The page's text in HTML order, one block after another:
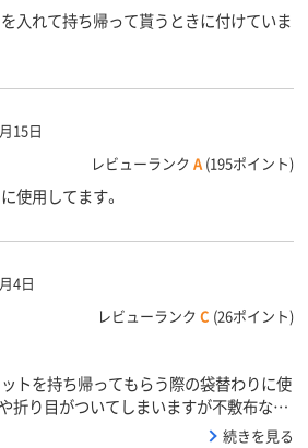
入れて持ち帰って貰うときに付けていま
15日
レビューランク A (195ポイント)
使用してます。
4日
レビューランク C (26ポイント)
トを持ち帰ってもらう際の袋替わりに使
折り目がついてしまいますが不敷布なの
続きを見る